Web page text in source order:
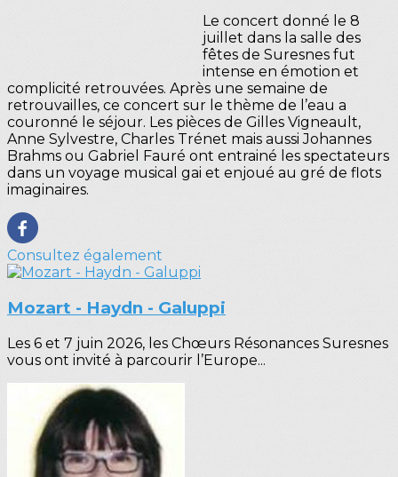
Le concert donné le 8
juillet dans la salle des
fêtes de Suresnes fut
intense en émotion et
complicité retrouvées. Après une semaine de
retrouvailles, ce concert sur le thème de l’eau a
couronné le séjour. Les pièces de Gilles Vigneault,
Anne Sylvestre, Charles Trénet mais aussi Johannes
Brahms ou Gabriel Fauré ont entrainé les spectateurs
dans un voyage musical gai et enjoué au gré de flots
imaginaires.
Consultez également
Mozart - Haydn - Galuppi
Les 6 et 7 juin 2026, les Chœurs Résonances Suresnes
vous ont invité à parcourir l’Europe...